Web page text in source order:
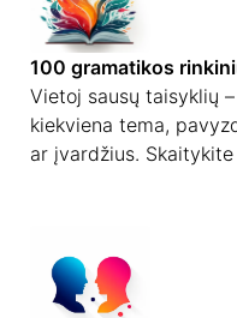
100 gramatikos
Vietoj sausų taisyklių
kiekviena tema,
ar įvardžius.